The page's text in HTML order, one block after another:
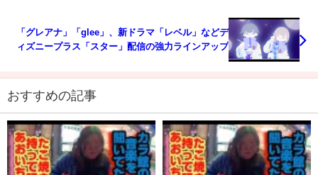
「グレアナ」「glee」、新ドラマ「レベル」などデ
ィズニープラス「スター」配信の強力ラインアップ
おすすめの記事